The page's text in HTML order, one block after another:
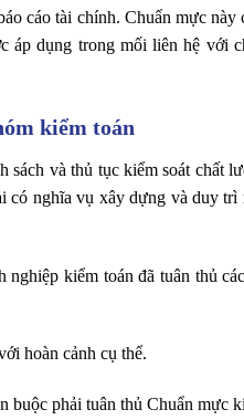
cáo tài chính. Chuẩn mực
áp dụng trong mối liên hệ với
kiểm toán
và thủ tục kiểm soát chất
nghĩa vụ xây dựng và duy
kiểm toán đã tuân thủ
hoàn cảnh cụ thể.
buộc phải tuân thủ Chuẩn